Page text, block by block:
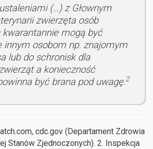
(…) z Głownym
zwierzęta osób
mogą być
innym osobom np. znajomym
lub do schronisk dla
a konieczność
być brana pod uwagę.2
cdc.gov (Departament Zdrowia
Stanów Zjednoczonych). 2. Inspekcja